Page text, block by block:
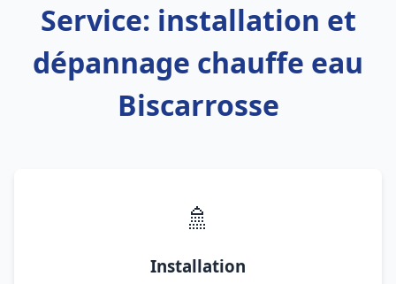
Service: installation et
dépannage chauffe eau
Biscarrosse
🚿
Installation